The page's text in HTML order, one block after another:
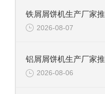
2026-08-07
2026-08-06